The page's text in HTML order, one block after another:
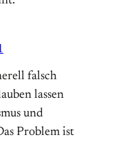
falsch
lassen
und
Problem ist